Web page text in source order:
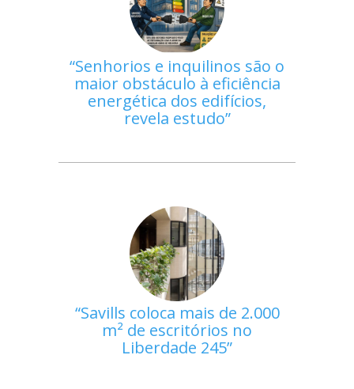
Senhorios e inquilinos são o
maior obstáculo à eficiência
energética dos edifícios,
revela estudo
Savills coloca mais de 2.000
m² de escritórios no
Liberdade 245